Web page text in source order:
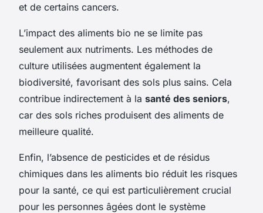
et de certains cancers.
L’impact des aliments bio ne se limite pas
seulement aux nutriments. Les méthodes de
culture utilisées augmentent également la
biodiversité, favorisant des sols plus sains. Cela
contribue indirectement à la santé des seniors,
car des sols riches produisent des aliments de
meilleure qualité.
Enfin, l’absence de pesticides et de résidus
chimiques dans les aliments bio réduit les risques
pour la santé, ce qui est particulièrement crucial
pour les personnes âgées dont le système